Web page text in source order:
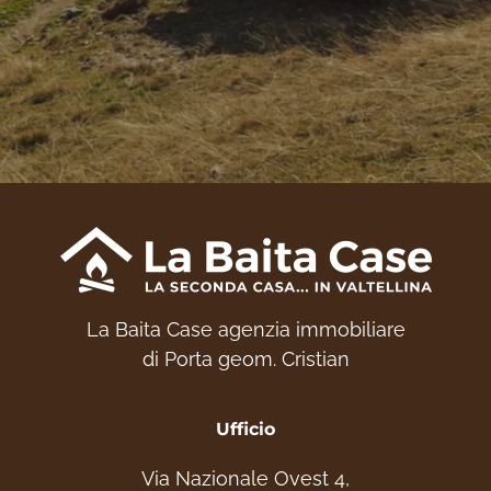
La Baita Case agenzia immobiliare
di Porta geom. Cristian
Ufficio
Via Nazionale Ovest 4,